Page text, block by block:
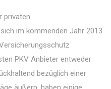
privaten
im kommenden Jahr 2013
PKV Anbieter entweder
bezüglich einer